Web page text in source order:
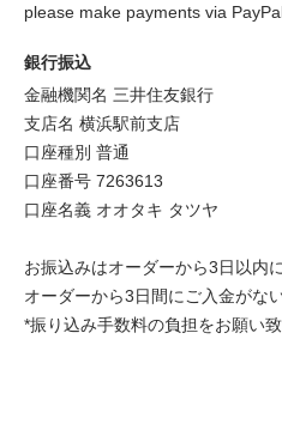
please make payments via
銀行振込
金融機関名 三井住友銀行
支店名 横浜駅前支店
口座種別 普通
口座番号 7263613
口座名義 オオタキ タツヤ
お振込みはオーダーから3日以内
オーダーから3日間にご入金がな
*振り込み手数料の負担をお願い致